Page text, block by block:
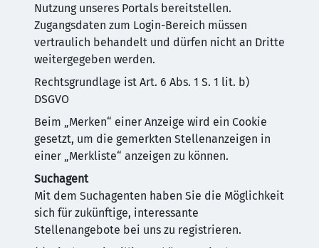
Nutzung unseres Portals bereitstellen.
Zugangsdaten zum Login-Bereich müssen
vertraulich behandelt und dürfen nicht an Dritte
weitergegeben werden.
Rechtsgrundlage ist Art. 6 Abs. 1 S. 1 lit. b)
DSGVO
Beim „Merken“ einer Anzeige wird ein Cookie
gesetzt, um die gemerkten Stellenanzeigen in
einer „Merkliste“ anzeigen zu können.
Suchagent
Mit dem Suchagenten haben Sie die Möglichkeit
sich für zukünftige, interessante
Stellenangebote bei uns zu registrieren.